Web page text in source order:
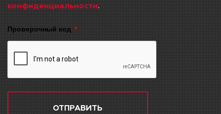
конфиденциальности.
Проверочный код
ОТПРАВИТЬ